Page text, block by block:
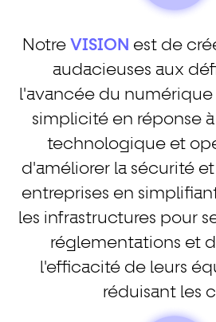
Notre VISION est de
audacieuses aux
l'avancée du numérique
simplicité en réponse
technologique et
d'améliorer la sécurité
entreprises en
les infrastructures pour
réglementations et
l'efficacité de leurs
réduisant les